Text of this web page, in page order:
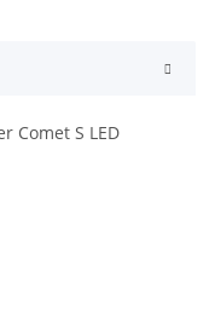
Comet S LED